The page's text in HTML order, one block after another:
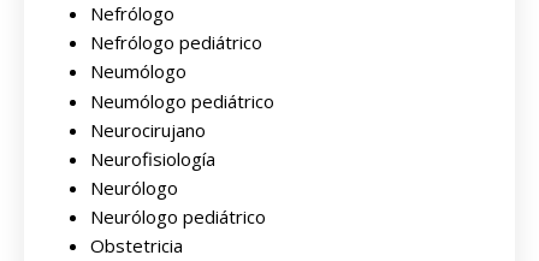
Nefrólogo
Nefrólogo pediátrico
Neumólogo
Neumólogo pediátrico
Neurocirujano
Neurofisiología
Neurólogo
Neurólogo pediátrico
Obstetricia